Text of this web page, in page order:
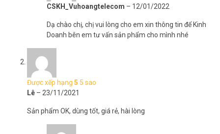
CSKH_Vuhoangtelecom – 12/01/2022
Dạ chào chị, chị vui lòng cho em xin thông tin để Kinh
Doanh bên em tư vấn sản phẩm cho mình nhé
Được xếp hạng 5 5 sao
Lê – 23/11/2021
Sản phẩm OK, dùng tốt, giá rẻ, hài lòng